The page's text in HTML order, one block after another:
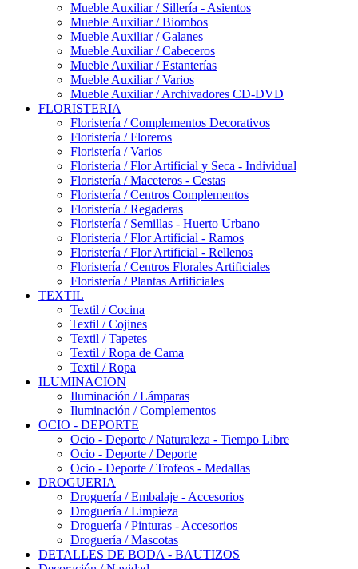
Mueble Auxiliar / Sillería - Asientos
Mueble Auxiliar / Biombos
Mueble Auxiliar / Galanes
Mueble Auxiliar / Cabeceros
Mueble Auxiliar / Estanterías
Mueble Auxiliar / Varios
Mueble Auxiliar / Archivadores CD-DVD
FLORISTERIA
Floristería / Complementos Decorativos
Floristería / Floreros
Floristería / Varios
Floristería / Flor Artificial y Seca - Individual
Floristería / Maceteros - Cestas
Floristería / Centros Complementos
Floristería / Regaderas
Floristería / Semillas - Huerto Urbano
Floristería / Flor Artificial - Ramos
Floristería / Flor Artificial - Rellenos
Floristería / Centros Florales Artificiales
Floristería / Plantas Artificiales
TEXTIL
Textil / Cocina
Textil / Cojines
Textil / Tapetes
Textil / Ropa de Cama
Textil / Ropa
ILUMINACION
Iluminación / Lámparas
Iluminación / Complementos
OCIO - DEPORTE
Ocio - Deporte / Naturaleza - Tiempo Libre
Ocio - Deporte / Deporte
Ocio - Deporte / Trofeos - Medallas
DROGUERIA
Droguería / Embalaje - Accesorios
Droguería / Limpieza
Droguería / Pinturas - Accesorios
Droguería / Mascotas
DETALLES DE BODA - BAUTIZOS